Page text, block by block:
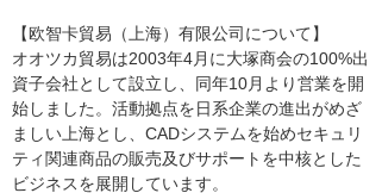
【欧智卡貿易（上海）有限公司について】
オオツカ貿易は2003年4月に大塚商会の100%出
資子会社として設立し、同年10月より営業を開
始しました。活動拠点を日系企業の進出がめざ
ましい上海とし、CADシステムを始めセキュリ
ティ関連商品の販売及びサポートを中核とした
ビジネスを展開しています。